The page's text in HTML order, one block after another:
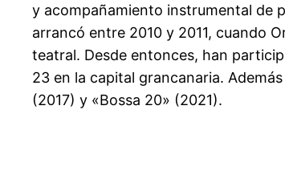
y acompañamiento instrumental de
arrancó entre 2010 y 2011, cuando
teatral. Desde entonces, han
23 en la capital grancanaria.
(2017) y «Bossa 20» (2021).